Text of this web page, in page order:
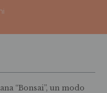
“Bonsai”, un modo